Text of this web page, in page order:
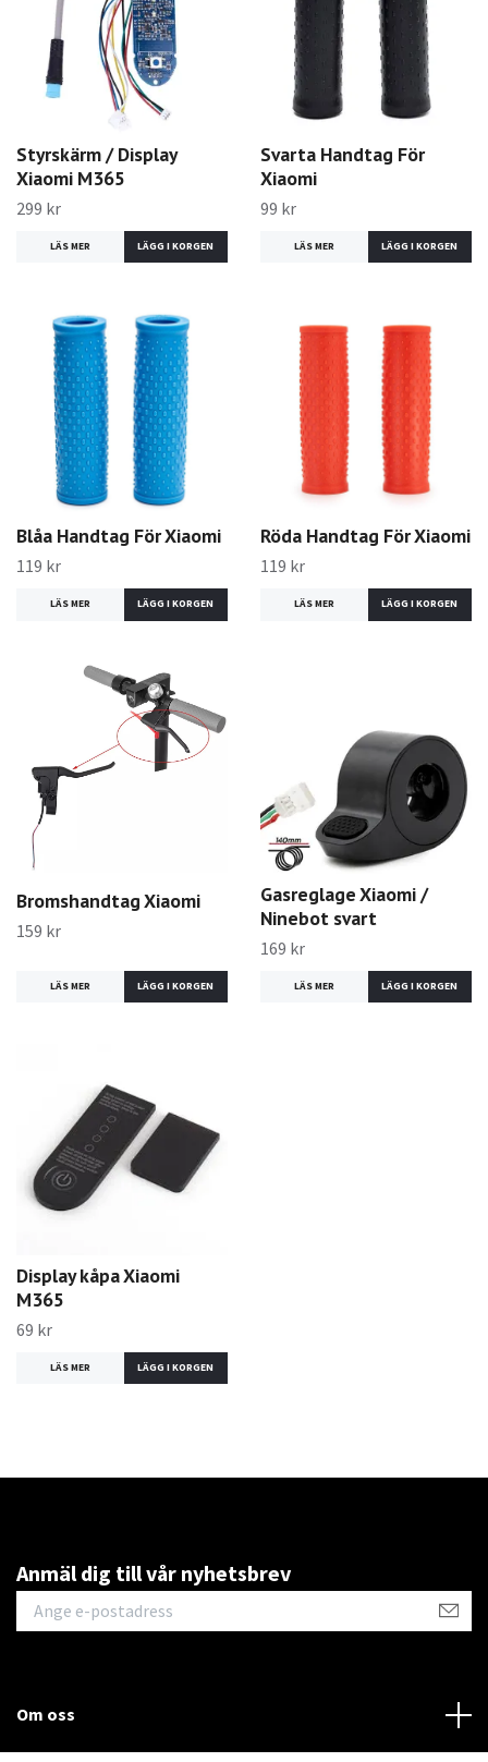
Styrskärm / Display
Xiaomi M365
299 kr
LÄS MER
Svarta Handtag För
Xiaomi
99 kr
LÄS MER
Blåa Handtag För Xiaomi
119 kr
LÄS MER
Röda Handtag För Xiaomi
119 kr
LÄS MER
Bromshandtag Xiaomi
159 kr
LÄS MER
Gasreglage Xiaomi /
Ninebot svart
169 kr
LÄS MER
Display kåpa Xiaomi
M365
69 kr
LÄS MER
Anmäl dig till vår nyhetsbrev
Om oss